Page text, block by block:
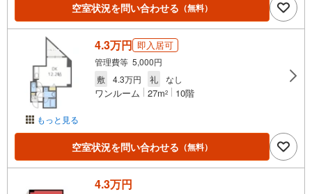
空室状況を問い合わせる （無料）
もっと見る
4.3万円 即入居可
管理費等 5,000円
敷
4.3万円 礼 なし
ワンルーム 27m2 10階
空室状況を問い合わせる （無料）
4.3万円